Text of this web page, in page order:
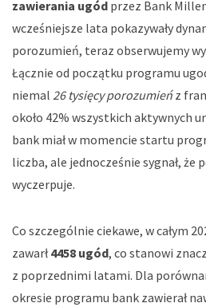
zawierania ugód przez Bank
wcześniejsze lata pokazywały
porozumień, teraz obserwujemy
Łącznie od początku programu
niemal 26 tysięcy porozumieńz
około 42% wszystkich aktywnych
bank miał w momencie startu
liczba, ale jednocześnie sygnał, że
wyczerpuje.
Co szczególnie ciekawe, w całym
zawarł4458 ugód, co stanowi
z poprzednimi latami. Dla
okresie programu bank zawierał